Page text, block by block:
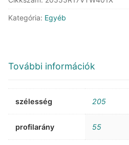
mennyiség
Kategória: Egyéb
További információk
szélesség 205
profilarány 55